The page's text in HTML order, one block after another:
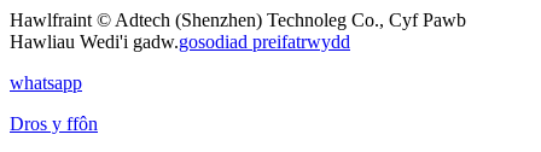
Hawlfraint © Adtech (Shenzhen) Technoleg Co., Cyf Pawb
Hawliau Wedi'i gadw.gosodiad preifatrwydd
whatsapp
Dros y ffôn